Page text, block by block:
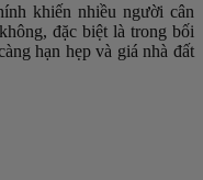
khiến nhiều người cân
đặc biệt là trong bối
hạn hẹp và giá nhà đất